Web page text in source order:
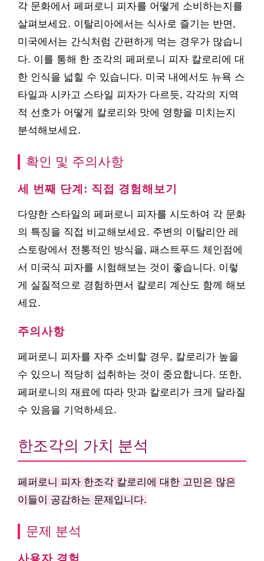
각 문화에서 페퍼로니 피자를 어떻게 소비하는지를
살펴보세요. 이탈리아에서는 식사로 즐기는 반면,
미국에서는 간식처럼 간편하게 먹는 경우가 많습니
다. 이를 통해 한 조각의 페퍼로니 피자 칼로리에 대
한 인식을 넓힐 수 있습니다. 미국 내에서도 뉴욕 스
타일과 시카고 스타일 피자가 다르듯, 각각의 지역
적 선호가 어떻게 칼로리와 맛에 영향을 미치는지
분석해보세요.
확인 및 주의사항
세 번째 단계: 직접 경험해보기
다양한 스타일의 페퍼로니 피자를 시도하여 각 문화
의 특징을 직접 비교해보세요. 주변의 이탈리안 레
스토랑에서 전통적인 방식을, 패스트푸드 체인점에
서 미국식 피자를 시험해보는 것이 좋습니다. 이렇
게 실질적으로 경험하면서 칼로리 계산도 함께 해보
세요.
주의사항
페퍼로니 피자를 자주 소비할 경우, 칼로리가 높을
수 있으니 적당히 섭취하는 것이 중요합니다. 또한,
페퍼로니의 재료에 따라 맛과 칼로리가 크게 달라질
수 있음을 기억하세요.
한조각의 가치 분석
페퍼로니 피자 한조각 칼로리에 대한 고민은 많은
이들이 공감하는 문제입니다.
문제 분석
사용자 경험